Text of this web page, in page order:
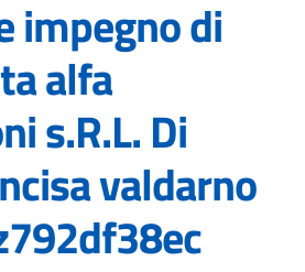
impegno di
alfa
s.R.L. Di
valdarno